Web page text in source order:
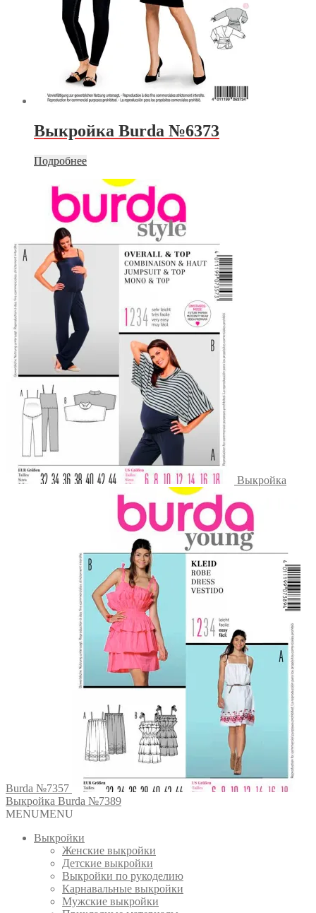
Выкройка Burda №6373
Подробнее
Выкройка
Burda №7357
Выкройка Burda №7389
MENUMENU
Выкройки
Женские выкройки
Детские выкройки
Выкройки по рукоделию
Карнавальные выкройки
Мужские выкройки